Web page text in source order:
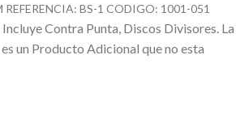
BS-1 CODIGO: 1001-051
Incluye Contra Punta, Discos Divisores. La
un Producto Adicional que no esta